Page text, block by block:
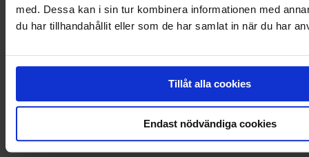
med. Dessa kan i sin tur kombinera informationen med
du har tillhandahållit eller som de har samlat in när du har
Tillåt alla cookies
Endast nödvändiga cookies
Laskutus
Myynnin rahoitus
Ajoneuvorahoitus
Yritysblogi
Kuluttajat